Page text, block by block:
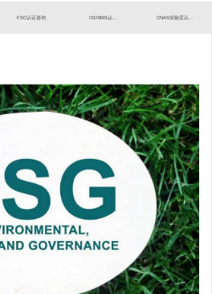
FSC认证咨询 ISO9001认... CNAS实验室认...